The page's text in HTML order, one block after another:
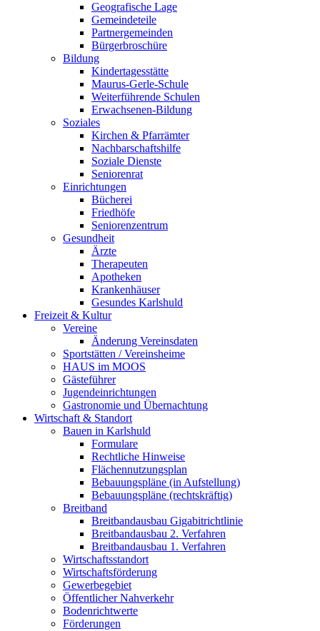
Geografische Lage
Gemeindeteile
Partnergemeinden
Bürgerbroschüre
Bildung
Kindertagesstätte
Maurus-Gerle-Schule
Weiterführende Schulen
Erwachsenen-Bildung
Soziales
Kirchen & Pfarrämter
Nachbarschaftshilfe
Soziale Dienste
Seniorenrat
Einrichtungen
Bücherei
Friedhöfe
Seniorenzentrum
Gesundheit
Ärzte
Therapeuten
Apotheken
Krankenhäuser
Gesundes Karlshuld
Freizeit & Kultur
Vereine
Änderung Vereinsdaten
Sportstätten / Vereinsheime
HAUS im MOOS
Gästeführer
Jugendeinrichtungen
Gastronomie und Übernachtung
Wirtschaft & Standort
Bauen in Karlshuld
Formulare
Rechtliche Hinweise
Flächennutzungsplan
Bebauungspläne (in Aufstellung)
Bebauungspläne (rechtskräftig)
Breitband
Breitbandausbau Gigabitrichtlinie
Breitbandausbau 2. Verfahren
Breitbandausbau 1. Verfahren
Wirtschaftsstandort
Wirtschaftsförderung
Gewerbegebiet
Öffentlicher Nahverkehr
Bodenrichtwerte
Förderungen